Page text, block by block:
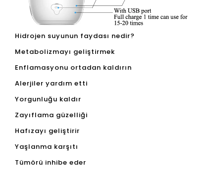
Hidrojen suyunun faydası nedir?
Metabolizmayı geliştirmek
Enflamasyonu ortadan kaldırın
Alerjiler yardım etti
Yorgunluğu kaldır
Zayıflama güzelliği
Hafızayı geliştirir
Yaşlanma karşıtı
Tümörü inhibe eder